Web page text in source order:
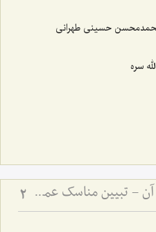
حسینی طهرانی
سره
اعمال عمرۀ مفرده و اسرار آن - تبیین مناسک عمره و توضیح اماکن مکه و مدینه 2